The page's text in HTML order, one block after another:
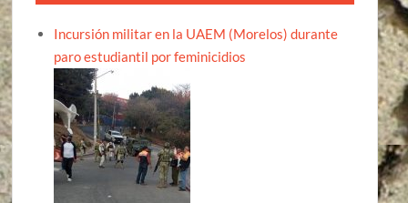
Incursión militar en la UAEM (Morelos) durante
paro estudiantil por feminicidios